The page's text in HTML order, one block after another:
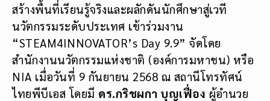
สร้างพื้นที่เรียนรู้จริงและผลักดันนักศึกษาสู่เวที
นวัตกรรมระดับประเทศ เข้าร่วมงาน
“STEAM4INNOVATOR’s Day 9.9” จัดโดย
สำนักงานนวัตกรรมแห่งชาติ (องค์การมหาชน) หรือ
NIA เมื่อวันที่ 9 กันยายน 2568 ณ สถานีโทรทัศน์
ไทยพีบีเอส โดยมี ดร.กริชผกา บุญเฟื่อง ผู้อำนวย